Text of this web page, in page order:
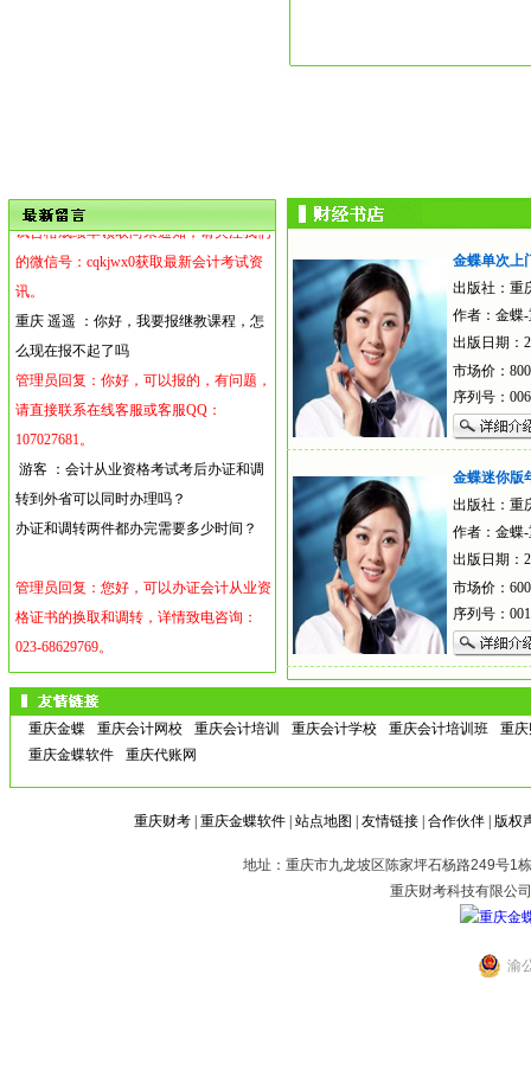
演示
置
或者是委托我校办理。初级会计职称的考
试合格成绩单领取尚未通知，请关注我们
的微信号：cqkjwx0获取最新会计考试资
讯。
重庆 遥遥 ： 你好，我要报继教课程，怎
么现在报不起了吗
管理员回复：你好，可以报的，有问题，
请直接联系在线客服或客服QQ：
107027681。
游客 ： 会计从业资格考试考后办证和调
转到外省可以同时办理吗？
办证和调转两件都办完需要多少时间？
管理员回复：您好，可以办证会计从业资
格证书的换取和调转，详情致电咨询：
023-68629769。
游客：为什么公允价值模式计量的投资
性房地不需要计提减值准备？为什么同样
以公允价值计量的可供出售金融资产要计
提减值？ 在中国人大教材《财务会计
融资产的减值在“可供出售金融资产—公
允价值变动”中反映，而财政部四月份
金蝶单次上
出版社：重
作者：金蝶
出版日期：
市场价：
序列号：006
金蝶迷你版
出版社：重
作者：金蝶
出版日期：
市场价：
序列号：001
重庆金蝶 重庆会计网校 重庆会计培训 重庆会计学校 重庆会计培训班
重
重庆金蝶软件
重庆代账网
重庆财考 重庆金蝶软件 站点地图 友情链接 合作伙伴 版权
地址：重庆市九龙坡区陈家坪石杨路249号1
重庆财考科技有限公
渝